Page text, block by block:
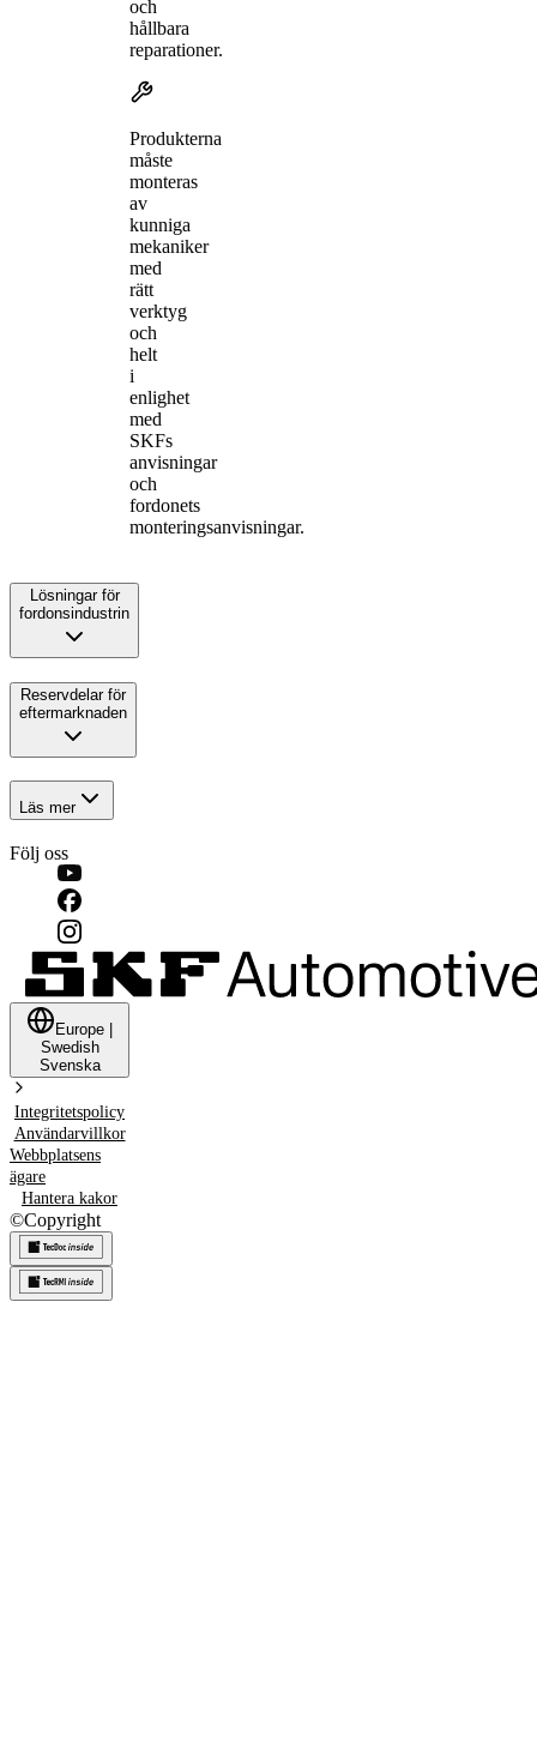
och
hållbara
reparationer.
Produkterna
måste
monteras
av
kunniga
mekaniker
med
rätt
verktyg
och
helt
i
enlighet
med
SKFs
anvisningar
och
fordonets
monteringsanvisningar.
Lösningar för
fordonsindustrin
Reservdelar för
eftermarknaden
Läs mer
Följ oss
Europe
Swedish
Svenska
Integritetspolicy
Användarvillkor
Webbplatsens
ägare
Hantera kakor
©Copyright